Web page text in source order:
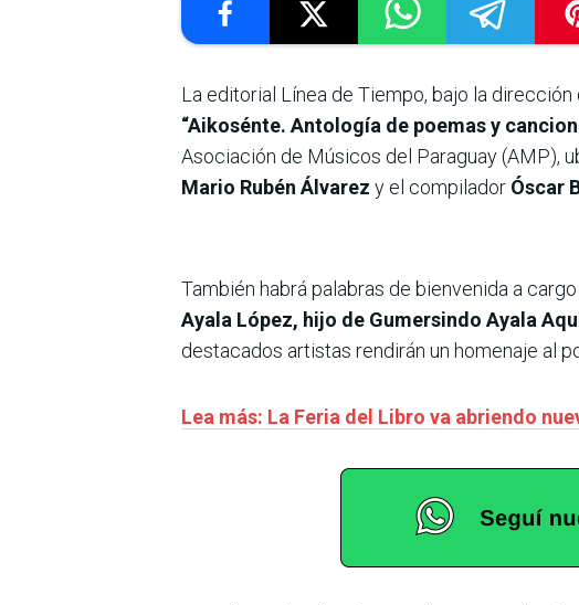
La editorial Línea de Tiempo, bajo la dirección
“Aikosénte. Antología de poemas y
Asociación de Músicos del Paraguay (AMP),
Mario Rubén Álvarez y el compilador Óscar
También habrá palabras de bienvenida a
Ayala López, hijo de Gumersindo Ayala
destacados artistas rendirán un homenaje al
Lea más: La Feria del Libro va abriendo